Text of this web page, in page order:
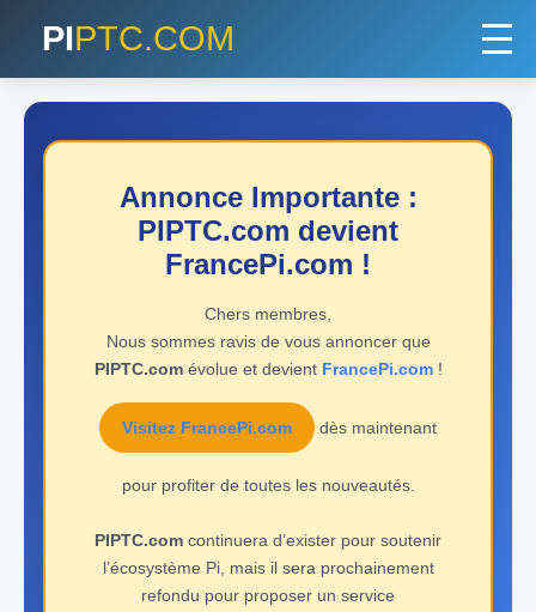
PIPTC.COM
Annonce Importante :
PIPTC.com devient
FrancePi.com !
Chers membres,
Nous sommes ravis de vous annoncer que
PIPTC.comévolue et devient FrancePi.com!
Visitez FrancePi.com dès maintenant
pour profiter de toutes les nouveautés.
PIPTC.com continuera d’exister pour soutenir
l’écosystème Pi, mais il sera prochainement
refondu pour proposer un service